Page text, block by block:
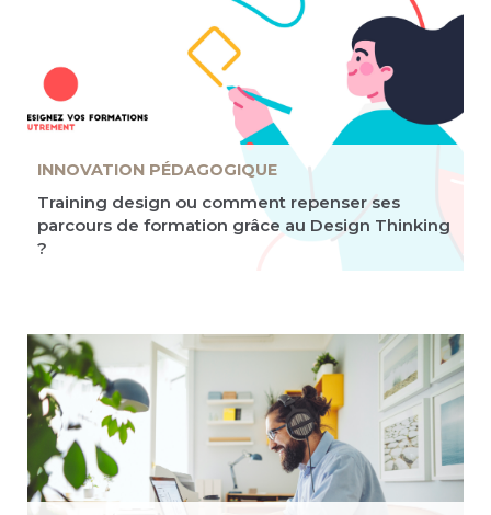
INNOVATION PÉDAGOGIQUE
Training design ou comment repenser ses
parcours de formation grâce au Design Thinking
?